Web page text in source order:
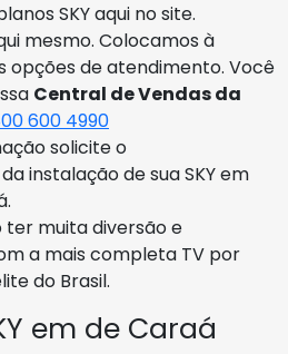
SKY aqui no site.
mesmo. Colocamos à
opções de atendimento. Você
Central de Vendas da
600 4990
solicite o
instalação de sua SKY em
ter muita diversão e
a mais completa TV por
do Brasil.
em de Caraá